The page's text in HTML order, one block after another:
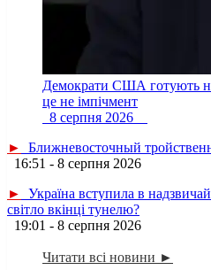
Демократи США готують
це не імпічмент
8 серпня 2026
►
Ближневосточный
16:51 - 8 серпня 2026
►
Україна вступила в
світло вкінці тунелю?
19:01 - 8 серпня 2026
Читати всі новини ►